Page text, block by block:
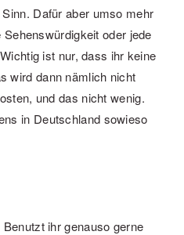
Dafür aber umso mehr
oder jede
ist nur, dass ihr keine
wird dann nämlich nicht
und das nicht wenig.
in Deutschland sowieso
ihr genauso gerne